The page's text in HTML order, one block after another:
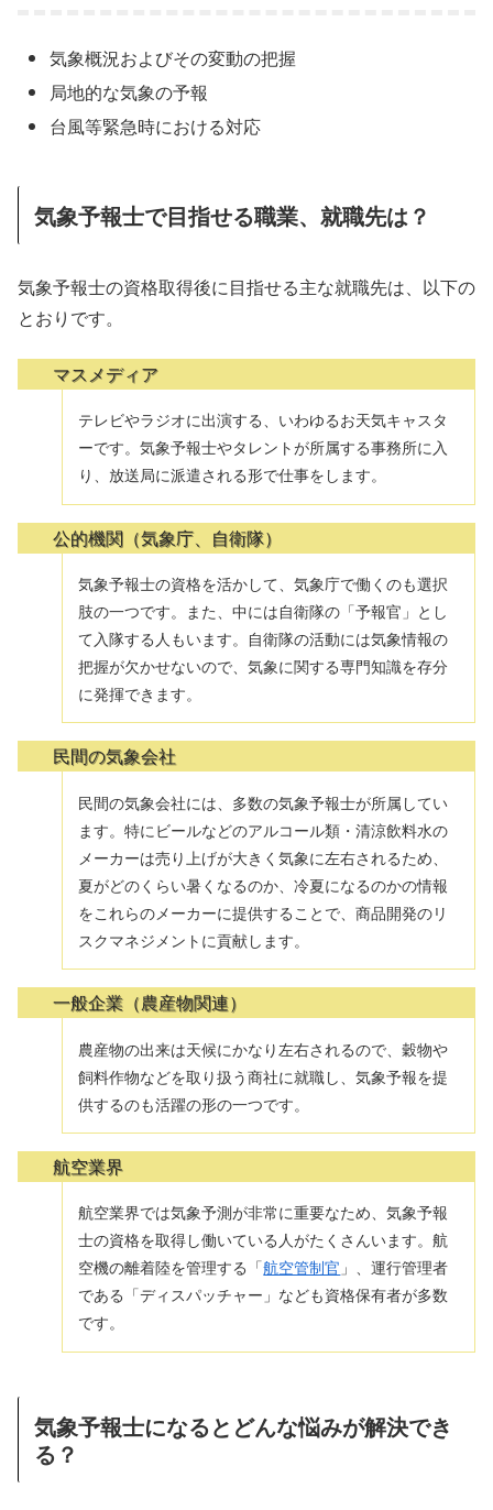
気象概況およびその変動の把握
局地的な気象の予報
台風等緊急時における対応
気象予報士で目指せる職業、就職先は？
気象予報士の資格取得後に目指せる主な就職先は、以下の
とおりです。
マスメディア
テレビやラジオに出演する、いわゆるお天気キャスタ
ーです。気象予報士やタレントが所属する事務所に入
り、放送局に派遣される形で仕事をします。
公的機関（気象庁、自衛隊）
気象予報士の資格を活かして、気象庁で働くのも選択
肢の一つです。また、中には自衛隊の「予報官」とし
て入隊する人もいます。自衛隊の活動には気象情報の
把握が欠かせないので、気象に関する専門知識を存分
に発揮できます。
民間の気象会社
民間の気象会社には、多数の気象予報士が所属してい
ます。特にビールなどのアルコール類・清涼飲料水の
メーカーは売り上げが大きく気象に左右されるため、
夏がどのくらい暑くなるのか、冷夏になるのかの情報
をこれらのメーカーに提供することで、商品開発のリ
スクマネジメントに貢献します。
一般企業（農産物関連）
農産物の出来は天候にかなり左右されるので、穀物や
飼料作物などを取り扱う商社に就職し、気象予報を提
供するのも活躍の形の一つです。
航空業界
航空業界では気象予測が非常に重要なため、気象予報
士の資格を取得し働いている人がたくさんいます。航
空機の離着陸を管理する「航空管制官 」、運行管理者
である「ディスパッチャー」なども資格保有者が多数
です。
気象予報士になるとどんな悩みが解決でき
る？